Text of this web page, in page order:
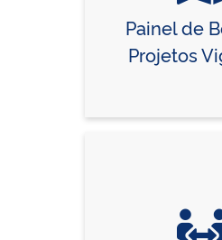
Painel de
Projetos